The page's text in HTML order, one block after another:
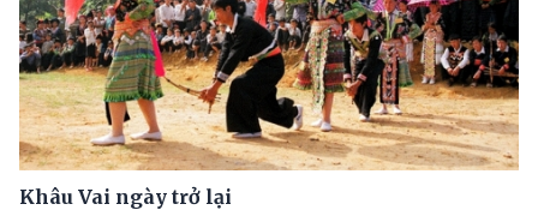
Khâu Vai ngày trở lại